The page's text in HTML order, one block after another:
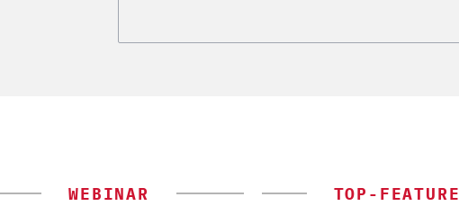
WEBINAR TOP-FEATURE